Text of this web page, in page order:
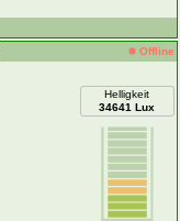
Offline
Helligkeit
34641 Lux